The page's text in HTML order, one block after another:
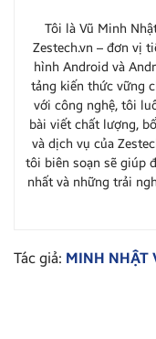
Tôi là Vũ Minh
Zestech.vn – đơn vị
hình Android và
tảng kiến thức vững
với công nghệ, tôi
bài viết chất lượng,
và dịch vụ của
tôi biên soạn sẽ giúp
nhất và những trải
Tác giả: MINH NHẬT